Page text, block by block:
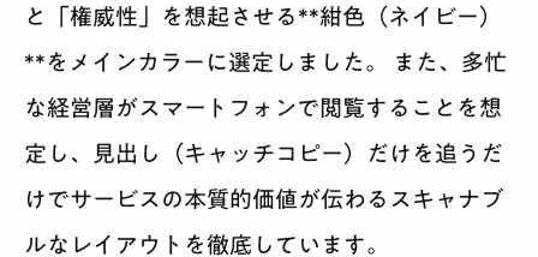
と「権威性」を想起させる**紺色（ネイビー）
**をメインカラーに選定しました。 また、多忙
な経営層がスマートフォンで閲覧することを想
定し、
見出し（キャッチコピー）だけを追うだ
けでサービスの本質的価値が伝わる スキャナブ
ルなレイアウトを徹底しています。